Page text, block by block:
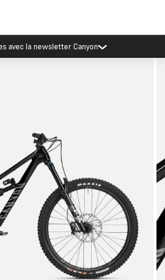
avec la newsletter Canyon